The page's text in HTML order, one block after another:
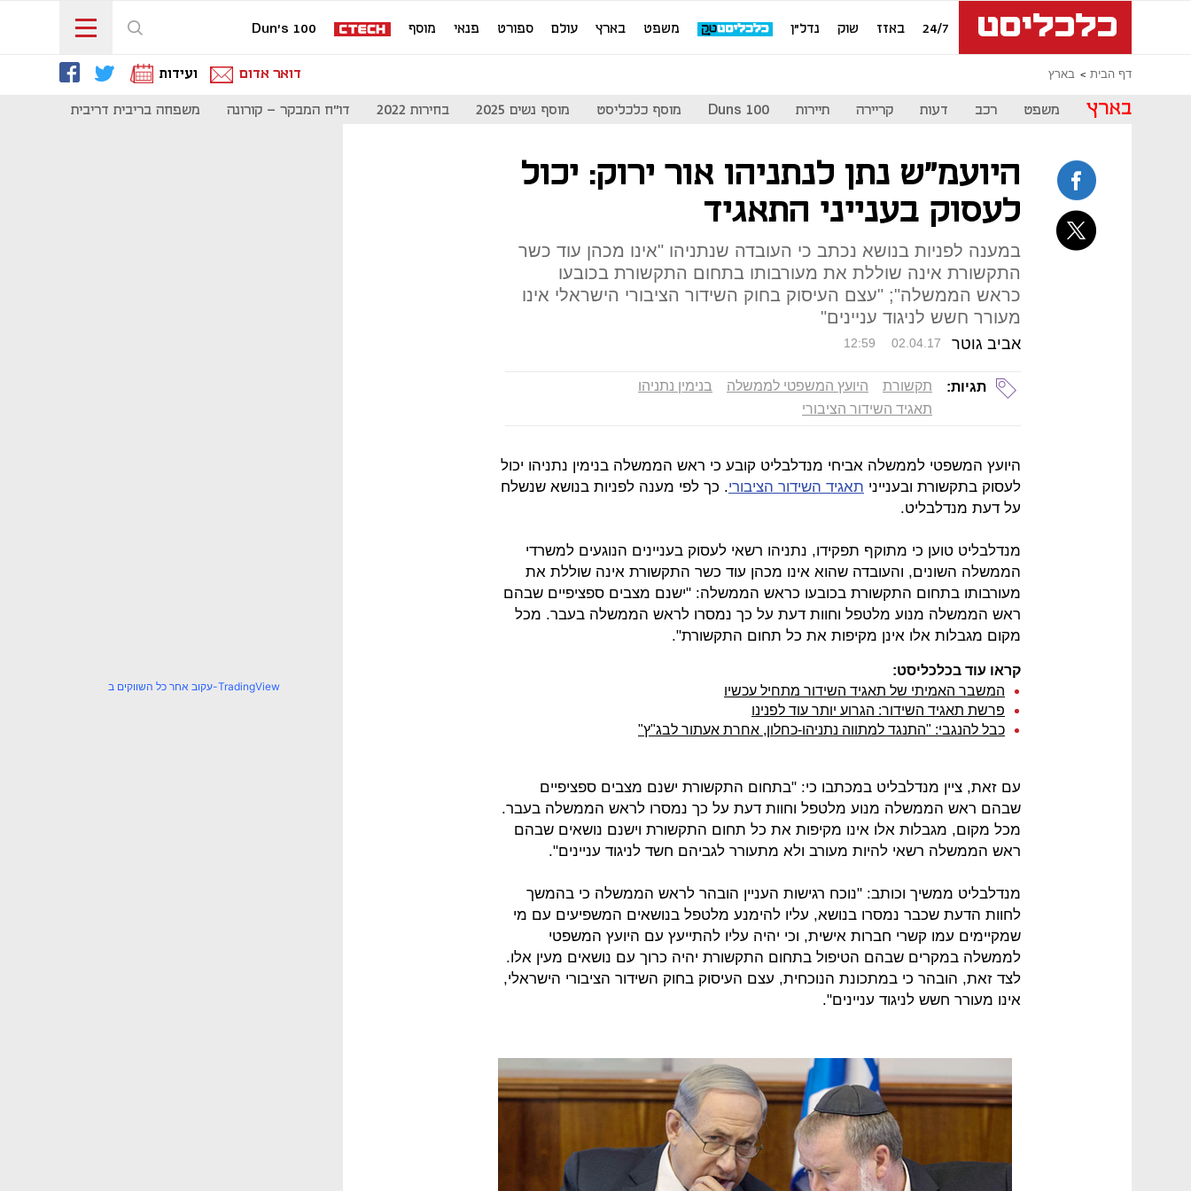
24/7 באזז שוק נדל"ן משפט בארץ עולם ספורט פנאי מוסף Dun's 100
דף הבית בארץ דואר אדום ועידות
בארץ משפט רכב דעות קריירה תיירות Duns 100 מוסף כלכליסט מוסף נשים 2025 בחירות 2022 דו"ח המבקר - קורונה משפחה בריבית דריבית
היועמ"ש נתן לנתניהו אור ירוק: יכול
לעסוק בענייני התאגיד
במענה לפניות בנושא נכתב כי העובדה שנתניהו "אינו מכהן עוד כשר
התקשורת אינה שוללת את מעורבותו בתחום התקשורת בכובעו
כראש הממשלה"; "עצם העיסוק בחוק השידור הציבורי הישראלי אינו
מעורר חשש לניגוד עניינים"
אביב גוטר 12:59 02.04.17
תגיות: תקשורת היועץ המשפטי לממשלה
בנימין נתניהו
תאגיד השידור הציבורי
היועץ המשפטי לממשלה אביחי מנדלבליט קובע כי ראש הממשלה בנימין נתניהו יכול
לעסוק בתקשורת ובענייני תאגיד השידור הציבורי. כך לפי מענה לפניות בנושא שנשלח
על דעת מנדלבליט.
מנדלבליט טוען כי מתוקף תפקידו, נתניהו רשאי לעסוק בעניינים הנוגעים למשרדי
הממשלה השונים, והעובדה שהוא אינו מכהן עוד כשר התקשורת אינה שוללת את
מעורבותו בתחום התקשורת בכובעו כראש הממשלה: "ישנם מצבים ספציפיים שבהם
ראש הממשלה מנוע מלטפל וחוות דעת על כך נמסרו לראש הממשלה בעבר. מכל
מקום מגבלות אלו אינן מקיפות את כל תחום התקשורת".
קראו עוד בכלכליסט:
המשבר האמיתי של תאגיד השידור מתחיל עכשיו
פרשת תאגיד השידור: הגרוע יותר עוד לפנינו
כבל להנגבי: "התנגד למתווה נתניהו-כחלון, אחרת אעתור לבג"ץ"
עם זאת, ציין מנדלבליט במכתבו כי: "בתחום התקשורת ישנם מצבים ספציפיים
שבהם ראש הממשלה מנוע מלטפל וחוות דעת על כך נמסרו לראש הממשלה בעבר.
מכל מקום, מגבלות אלו אינו מקיפות את כל תחום התקשורת וישנם נושאים שבהם
ראש הממשלה רשאי להיות מעורב ולא מתעורר לגביהם חשד לניגוד עניינים".
מנדלבליט ממשיך וכותב: "נוכח רגישות העניין הובהר לראש הממשלה כי בהמשך
לחוות הדעת שכבר נמסרו בנושא, עליו להימנע מלטפל בנושאים המשפיעים עם מי
שמקיימים עמו קשרי חברות אישית, וכי יהיה עליו להתייעץ עם היועץ המשפטי
לממשלה במקרים שבהם הטיפול בתחום התקשורת יהיה כרוך עם נושאים מעין אלו.
לצד זאת, הובהר כי במתכונת הנוכחית, עצם העיסוק בחוק השידור הציבורי הישראלי,
אינו מעורר חשש לניגוד עניינים".
עקוב אחר כל השווקים ב-TradingView